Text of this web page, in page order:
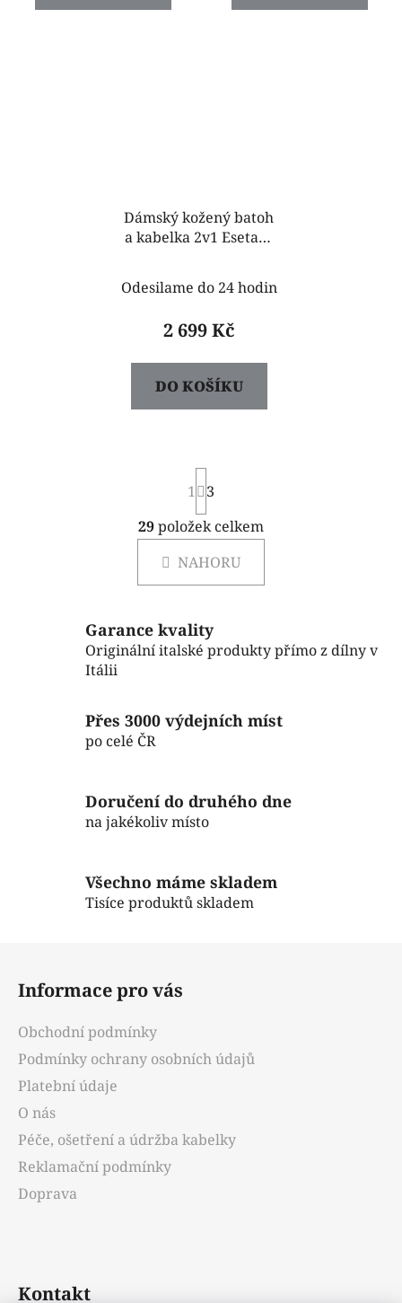
Dámský kožený batoh
a kabelka 2v1 Esetara
Odesilame do 24 hodin
2 699 Kč
DO KOŠÍKU
O
v
l
a
c
r
v
v
ý
p
u
S
t
r
á
n
k
n
í
1
3
29položek celkem
NAHORU
Garance kvality
Originální italské produkty přímo z dílny v
Itálii
Přes 3000 výdejních míst
po celé ČR
Doručení do druhého dne
na jakékoliv místo
Všechno máme skladem
Tisíce produktů skladem
Informace pro vás
Obchodní podmínky
Podmínky ochrany osobních údajů
Platební údaje
O nás
Péče, ošetření a údržba kabelky
Reklamační podmínky
Doprava
Kontakt